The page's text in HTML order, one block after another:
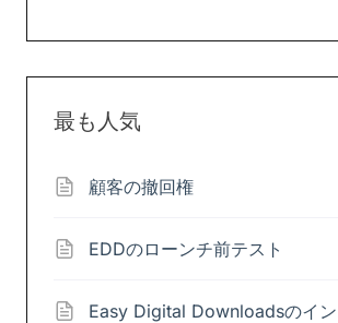
最も人気
顧客の撤回権
EDDのローンチ前テスト
Easy Digital Downloadsのイン